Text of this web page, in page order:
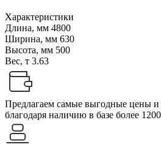
Характеристики
Длина, мм 4800
Ширина, мм 630
Высота, мм 500
Вес, т 3.63
Предлагаем самые выгодные цены и
благодаря наличию в базе более